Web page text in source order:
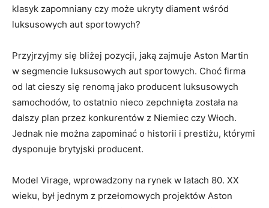
klasyk zapomniany czy‌ może ukryty ⁣diament wśród
luksusowych aut‌ sportowych?
Przyjrzyjmy się bliżej pozycji, jaką zajmuje Aston Martin
⁣w ⁤segmencie luksusowych aut sportowych. Choć firma
od ⁤lat‍ cieszy ⁢się renomą jako producent luksusowych
samochodów,⁣ to⁣ ostatnio nieco zepchnięta ⁢została​ na
dalszy plan‍ przez ‍konkurentów z Niemiec⁣ czy Włoch.
Jednak nie można zapominać o historii ⁢i prestiżu, którymi⁢
dysponuje brytyjski‍ producent.
Model‍ Virage, ⁢wprowadzony na‍ rynek w latach 80. XX
‍wieku,‌ był jednym z przełomowych projektów ⁤Aston